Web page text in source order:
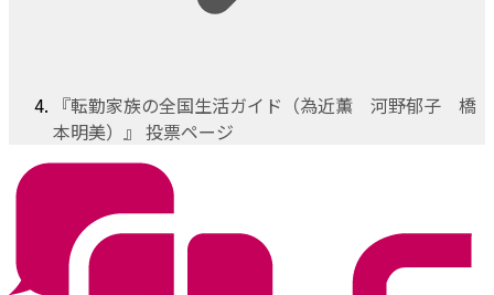
『転勤家族の全国生活ガイド（為近薫 河野郁子 橋
本明美）』 投票ページ